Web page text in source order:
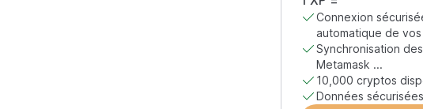
Connexion
automatique de
Synchronisation
Metamask ...
10,000 cryptos
Données